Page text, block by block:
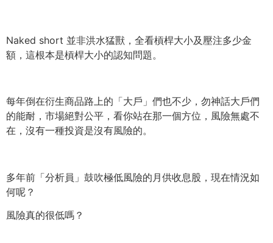
Naked short 並非洪水猛獸，全看槓桿大小及壓注多少金
額， 這根本是槓桿大小的認知問題。
每年倒在衍生商品路上的「大戶」們也不少，勿神話大戶們
的能耐， 市場絕對公平，看你站在那一個方位，風險無處不
在， 沒有一種投資是沒有風險的。
多年前「分析員」鼓吹極低風險的月供收息股，現在情況如
何呢？
風險真的很低嗎？